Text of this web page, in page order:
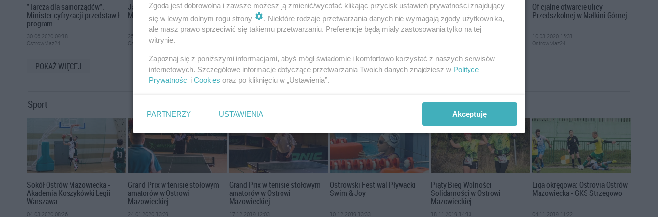
"Tarcza dla samorządów".
Minister cyfryzacji przedstawił
program
30.06.2020 09:18
OstrowMaz24
Janusz Korwin-Mikke w Ostrowi
Mazowieckiej
25.06.2020 11:41
OstrowMaz24
72 rocznica śmierci rotmistrza
Pileckiego
26.05.2020 09:15
Sesja rady gminy Małkinia Górna
(09.03.2020)
13.03.2020 11:45
Sesja rady powiatu
ostrowskiego (06.03.2020)
11.03.2020 15:50
Oficjalne otwarcie ulicy
Przedszkolnej w Małkini Górnej
10.03.2020 15:31
OstrowMaz24
POKAŻ WIĘCEJ
Sport
Sokół Ostrów Mazowiecka -
Akademia Koszykówki Legii
Warszawa
04.03.2020 08:26
Grand Prix w tenisie stołowym
amatorów w Ostrowi
Mazowieckiej
24.01.2020 13:39
Grand Prix w tenisie stołowym
amatorów w Ostrowi
Mazowieckiej
17.12.2019 12:03
Ostrowski Festiwal Pływacki
Swim & Joy
10.12.2019 13:33
Piąty Bieg Wolności i
Solidarności w Ostrowi
Mazowieckiej
18.11.2019 14:13
Liga okręgowa: Ostrovia Ostrów
Mazowiecka - GKS Strzegowo
04.11.2019 11:22
Zgoda jest dobrowolna i zawsze możesz ją zmienić/wycofać klikając przycisk ustawień prywatności znajdujący
się w lewym dolnym rogu strony
. Niektóre rodzaje przetwarzania danych nie wymagają zgody użytkownika,
ale masz prawo sprzeciwić się takiemu przetwarzaniu. Preferencje będą miały zastosowania tylko na tej
witrynie.
Zapoznaj się z poniższymi informacjami, abyś mógł świadomie i komfortowo korzystać z naszych serwisów
internetowych. Szczegółowe informacje dotyczące przetwarzania Twoich danych znajdziesz w Polityce
Prywatności i Cookies oraz po kliknięciu w „Ustawienia”.
PARTNERZY USTAWIENIA Akceptuję